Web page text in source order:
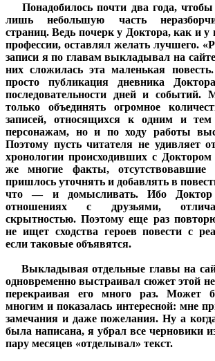
Понадобилось почти два года, чтобы
лишь небольшую часть
страниц. Ведь почерк у Доктора, как и у
профессии, оставлял желать лучшего.
записи я по главам выкладывал на
них сложилась эта маленькая
просто публикация дневника
последовательности дней и
только объединять огромное
записей, относящихся к одним и
персонажам, но и по ходу работы
Поэтому пусть читателя не удивляет
хронологии происходивших с
же многие факты, отсутствовавшие
пришлось уточнять и добавлять в
что — и домысливать. Ибо Доктор
отношениях с друзьями,
скрытностью. Поэтому еще раз
не ищет сходства героев повести с
если таковые объявятся.
Выкладывая отдельные главы на
одновременно выстраивал сюжет этой
перекраивая его много раз. Может
многим и показалась интересной: мне
замечания и даже пожелания. Ну а
была написана, я убрал все черновики
пару месяцев «отделывал» текст.